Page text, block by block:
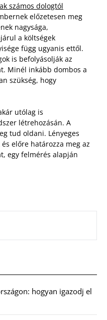
számos dologtól
előzetesen meg
nagysága,
a költségek
függ ugyanis ettől.
is befolyásolják az
Minél inkább dombos a
szükség, hogy
utólag is
létrehozásán. A
tud oldani. Lényeges
előre határozza meg az
egy felmérés alapján
hogyan igazodj el